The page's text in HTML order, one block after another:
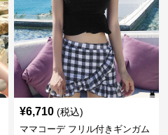
¥6,710 (税込)
ママコーデ フリル付きギンガム